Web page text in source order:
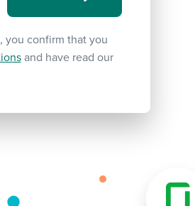
you confirm that you
and have read our